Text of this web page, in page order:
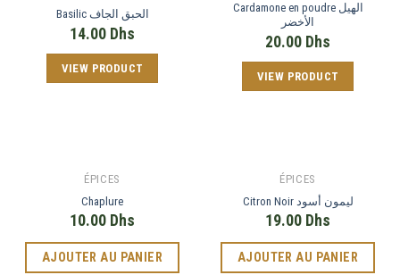
Basilic الحبق الجاف
14.00 Dhs
VIEW PRODUCT
Cardamone en poudre الهيل
الأخضر
20.00 Dhs
VIEW PRODUCT
ÉPICES
Chaplure
10.00 Dhs
AJOUTER AU PANIER
ÉPICES
Citron Noir ليمون أسود
19.00 Dhs
AJOUTER AU PANIER